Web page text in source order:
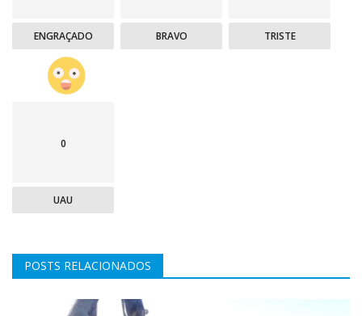
ENGRAÇADO BRAVO TRISTE
0
UAU
POSTS RELACIONADOS